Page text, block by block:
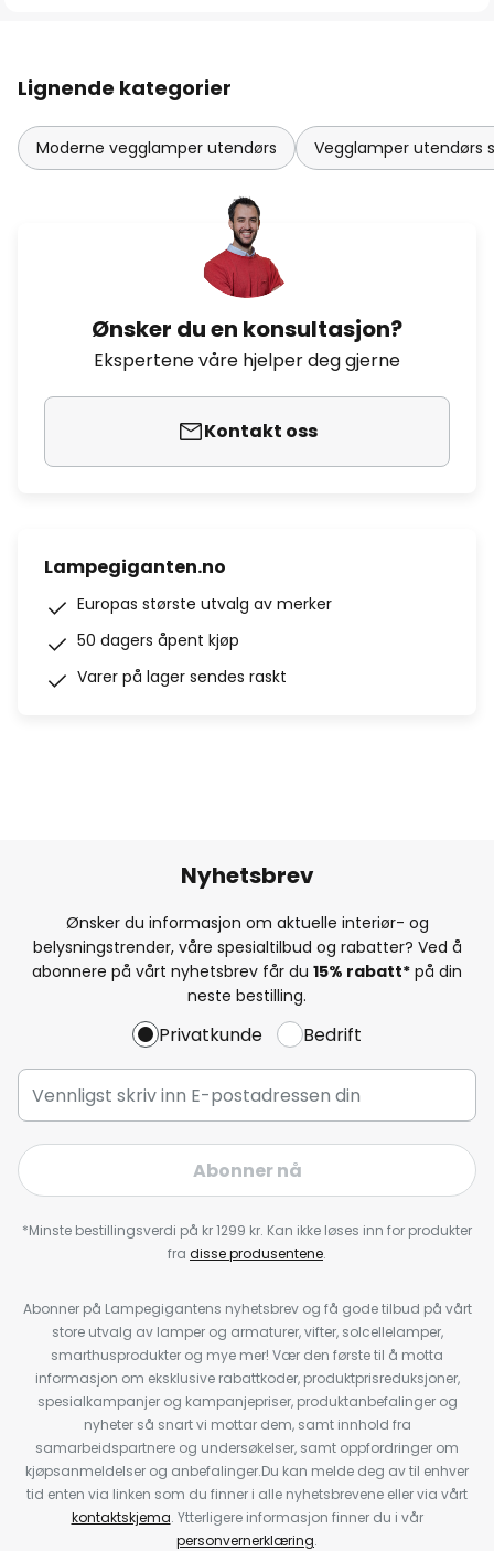
Lignende kategorier
Moderne vegglamper utendørs Vegglamper utendørs
Ønsker du en konsultasjon?
Ekspertene våre hjelper deg gjerne
Kontakt oss
Lampegiganten.no
Europas største utvalg av merker
50 dagers åpent kjøp
Varer på lager sendes raskt
Nyhetsbrev
Ønsker du informasjon om aktuelle interiør- og
belysningstrender, våre spesialtilbud og rabatter? Ved å
abonnere på vårt nyhetsbrev får du 15% rabatt* på din
neste bestilling.
Privatkunde Bedrift
Abonner nå
*Minste bestillingsverdi på kr 1299 kr. Kan ikke løses inn for produkter
fra disse produsentene.
Abonner på Lampegigantens nyhetsbrev og få gode tilbud på vårt
store utvalg av lamper og armaturer, vifter, solcellelamper,
smarthusprodukter og mye mer! Vær den første til å motta
informasjon om eksklusive rabattkoder, produktprisreduksjoner,
spesialkampanjer og kampanjepriser, produktanbefalinger og
nyheter så snart vi mottar dem, samt innhold fra
samarbeidspartnere og undersøkelser, samt oppfordringer om
kjøpsanmeldelser og anbefalinger.Du kan melde deg av til enhver
tid enten via linken som du finner i alle nyhetsbrevene eller via vårt
kontaktskjema. Ytterligere informasjon finner du i vår
personvernerklæring.